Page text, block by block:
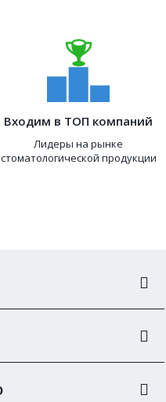
Входим в ТОП компаний
Лидеры на рынке
стоматологической продукции